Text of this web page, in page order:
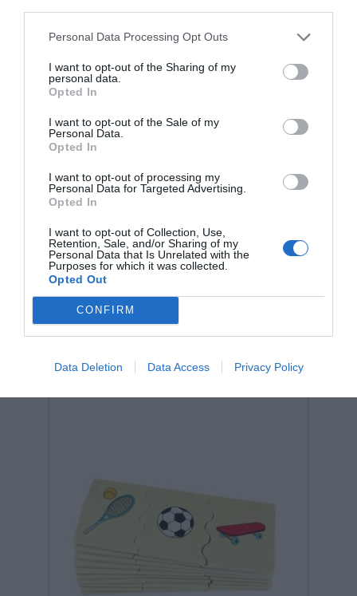
Personal Data Processing Opt Outs
I want to opt-out of the Sharing of my
personal data.
Opted In
I want to opt-out of the Sale of my
Personal Data.
Opted In
I want to opt-out of processing my
Personal Data for Targeted Advertising.
Opted In
I want to opt-out of Collection, Use,
Retention, Sale, and/or Sharing of my
Personal Data that Is Unrelated with the
Purposes for which it was collected.
Opted Out
CONFIRM
Data Deletion Data Access Privacy Policy
παιχνίδια, μέχρι τις κούκλες κουκλοθεάτρου και τον
δοκιμάζεται εξονυχιστικά για να διασφαλίσει τη
τονώνουν τόσο τη γνωστική όσο και τη
συναισθηματική ανάπτυξη, προωθώντας τη χαρά του
παιχνιδιού μέσα στην οικογένεια, ενώ αποτελούν την
συνδυάζει τη διασκέδαση με την ουσιαστική εξέλιξη
Σχετικά προϊόντα